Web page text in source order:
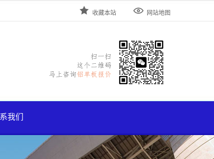
 收藏本站  网站地图
我们